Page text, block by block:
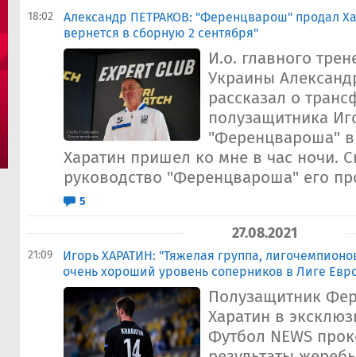
18:02
Александр ПЕТРАКОВ: "Ференцварош" продал
вернется в сборную 2 сентября"
И.о. главного
Украины
рассказал о
полузащитника
"Ференцвароша"
Харатин пришел ко мне в час ночи.
руководство "Ференцвароша" его
5
27.08.2021
21:09
Игорь ХАРАТИН: "Тяжелая группа,
очень хороший уровень соперников в Лиге
Полузащитник
Харатин в
Футбол NEWS